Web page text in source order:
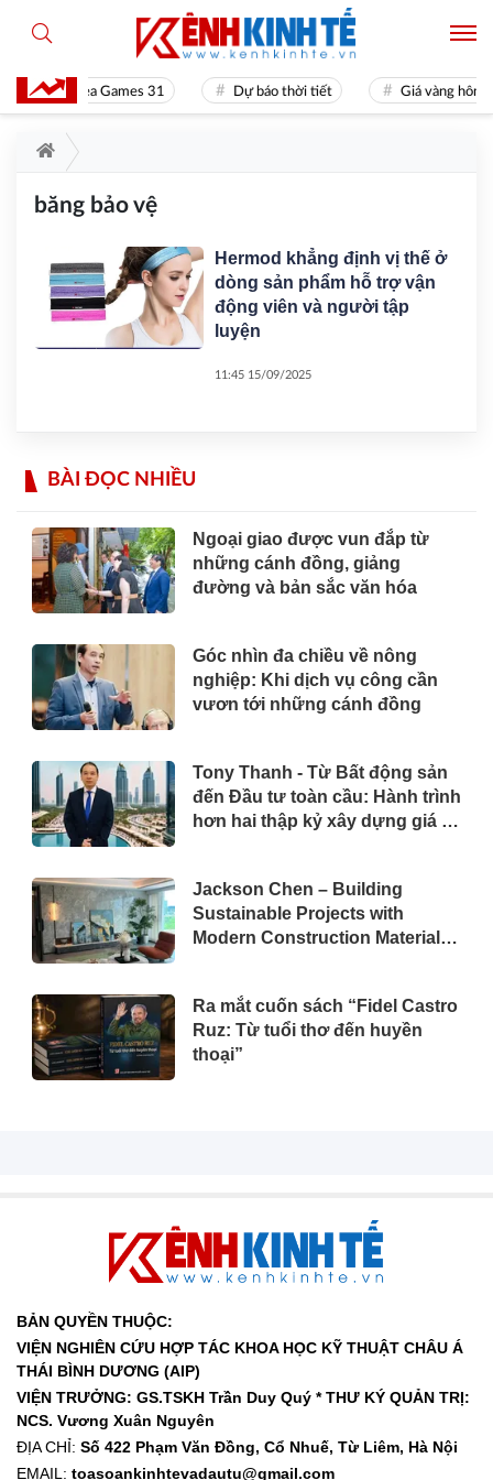
Sea Games 31 Dự báo thời tiết Giá vàng hôm
băng bảo vệ
Hermod khẳng định vị thế ở
dòng sản phẩm hỗ trợ vận
động viên và người tập
luyện
11:45 15/09/2025
BÀI ĐỌC NHIỀU
Ngoại giao được vun đắp từ
những cánh đồng, giảng
đường và bản sắc văn hóa
Góc nhìn đa chiều về nông
nghiệp: Khi dịch vụ công cần
vươn tới những cánh đồng
Tony Thanh - Từ Bất động sản
đến Đầu tư toàn cầu: Hành trình
hơn hai thập kỷ xây dựng giá trị
Jackson Chen – Building
Sustainable Projects with
Modern Construction Materials
Ra mắt cuốn sách “Fidel Castro
Ruz: Từ tuổi thơ đến huyền
thoại”
BẢN QUYỀN THUỘC:
VIỆN NGHIÊN CỨU HỢP TÁC KHOA HỌC KỸ THUẬT CHÂU Á
THÁI BÌNH DƯƠNG (AIP)
VIỆN TRƯỞNG: GS.TSKH Trần Duy Quý *THƯ KÝ QUẢN TRỊ:
NCS. Vương Xuân Nguyên
ĐỊA CHỈ: Số 422 Phạm Văn Đồng, Cổ Nhuế, Từ Liêm, Hà Nội
EMAIL: toasoankinhtevadautu@gmail.com